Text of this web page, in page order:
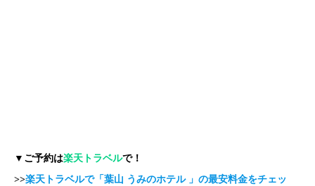
▼ご予約は楽天トラベルで！
>>楽天トラベルで「葉山 うみのホテル 」の最安料金をチェッ